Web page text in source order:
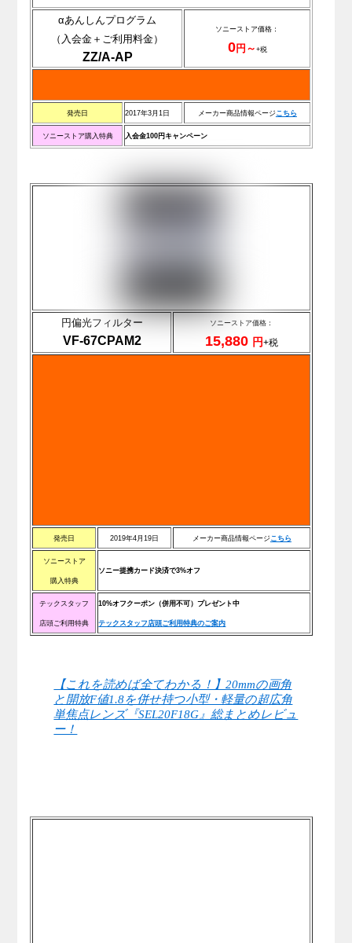
αあんしんプログラム
（入会金＋ご利用料金）
ZZ/A-AP
ソニーストア価格：
0円～ +税
発売日 2017年3月1日 メーカー商品情報ページこちら
ソニーストア購入特典 入会金100円キャンペーン
円偏光フィルター
VF-67CPAM2
ソニーストア価格：
15,880 円+税
発売日 2019年4月19日 メーカー商品情報ページこちら
ソニーストア
購入特典
ソニー提携カード決済で3%オフ
テックスタッフ
店頭ご利用特典
10%オフクーポン（併用不可）プレゼント中
テックスタッフ店頭ご利用特典のご案内
【これを読めば全てわかる！】20mmの画角
と開放F値1.8を併せ持つ小型・軽量の超広角
単焦点レンズ『SEL20F18G』総まとめレビュ
ー！